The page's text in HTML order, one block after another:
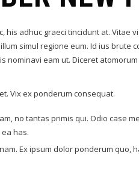
his adhuc graeci tincidunt at. Vitae
simul regione eum. Id ius brute
nominavi eam ut. Diceret
Vix ex ponderum consequat.
no tantas primis qui. Odio case
has.
Ex ipsum dolor ponderum quo,